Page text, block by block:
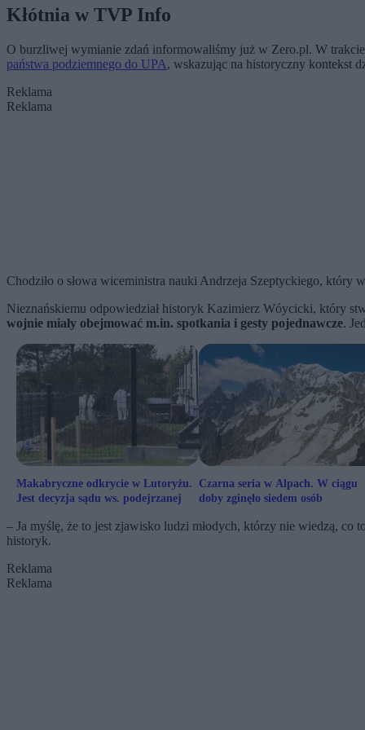
Kłótnia w TVP Info
O burzliwej wymianie zdań informowaliśmy już w Zero.pl. W
państwa podziemnego do UPA, wskazując na historyczny kontekst
Reklama
Reklama
Chodziło o słowa wiceministra nauki Andrzeja Szeptyckiego,
Nieznańskiemu odpowiedział historyk Kazimierz Wóycicki, który
wojnie miały obejmować m.in. spotkania i gesty pojednawcze.
Makabryczne odkrycie w Lutoryżu.
Jest decyzja sądu ws. podejrzanej
Czarna seria w Alpach. W ciągu
doby zginęło siedem osób
– Ja myślę, że to jest zjawisko ludzi młodych, którzy nie wiedzą,
historyk.
Reklama
Reklama